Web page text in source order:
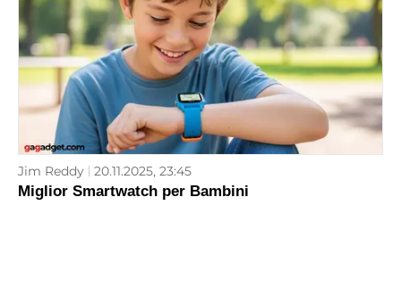
Jim Reddy 20.11.2025, 23:45
Miglior Smartwatch per Bambini